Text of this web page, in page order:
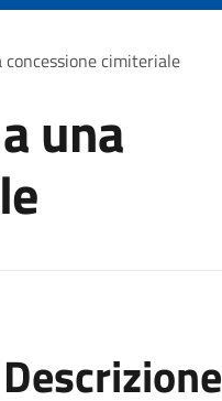
cimiteriale
una
Descrizione